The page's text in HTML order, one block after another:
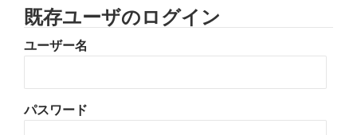
切
り
既存ユーザのログイン
ユーザー名
パスワード